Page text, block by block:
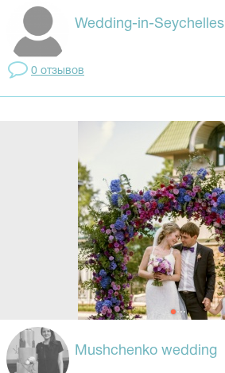
Wedding-in-Seychelles
0 отзывов
Mushchenko wedding